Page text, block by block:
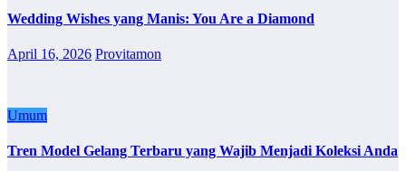
Wedding Wishes yang Manis: You Are a Diamond
April 16, 2026 Provitamon
Umum
Tren Model Gelang Terbaru yang Wajib Menjadi Koleksi Anda